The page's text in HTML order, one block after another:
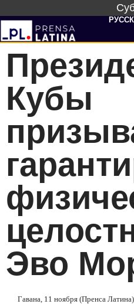
Кубы
Эво
Гавана, 11 ноября (Пренса